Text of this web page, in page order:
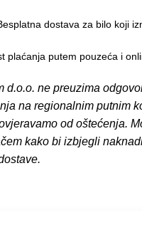
dostava za bilo koji
plaćanja putem pouzeća i
d.o.o. ne preuzima
na regionalnim putnim
od oštećenja.
kako bi izbjegli